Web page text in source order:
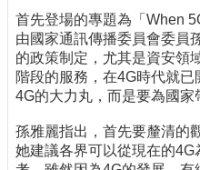
首先登場的專題為「When
由國家通訊傳播委員會委員
的政策制定，尤其是資安領
階段的服務，在4G時代就
4G的大力丸，而是要為國家
孫雅麗指出，首先要釐清的
她建議各界可以從現在的